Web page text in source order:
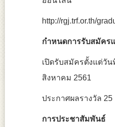
http://rgj.trf.or.th/
กำหนดการรับสมัคร
เปิดรับสมัครตั้งแต่วัน
สิงหาคม 2561
ประกาศผลรางวัล
การประชาสัมพันธ์